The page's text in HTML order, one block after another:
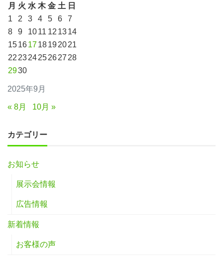
2025年9月
月 火 水 木 金 土 日
1
2 3 4 5 6
7
8
9 1011 12 1314
15161718192021
22 2324252627 28
2930
« 8月 10月 »
カテゴリー
お知らせ
展示会情報
広告情報
新着情報
お客様の声